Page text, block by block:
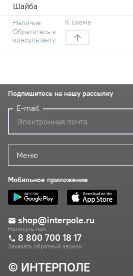
Шайба
Наличие
Обратитесь к
консультанту
К схеме
© ИНТЕРПОЛЕ
Меню
Мобильное приложение
shop@interpole.ru
Написать нам
8 800 700 18 17
Заказать обратный звонок
Подпишитесь на нашу рассылку
E-mail